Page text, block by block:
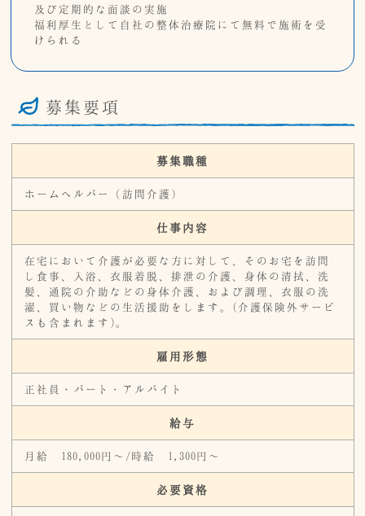
及び定期的な面談の実施
福利厚生として自社の整体治療院にて無料で施術を受
けられる
募集要項
募集職種
ホームヘルパー（訪問介護）
仕事内容
在宅において介護が必要な方に対して、そのお宅を訪問
し食事、入浴、衣服着脱、排泄の介護、身体の清拭、洗
髪、通院の介助などの身体介護、および調理、衣服の洗
濯、買い物などの生活援助をします。(介護保険外サービ
スも含まれます)。
雇用形態
正社員・パート・アルバイト
給与
月給 180,000円～/時給 1,300円〜
必要資格